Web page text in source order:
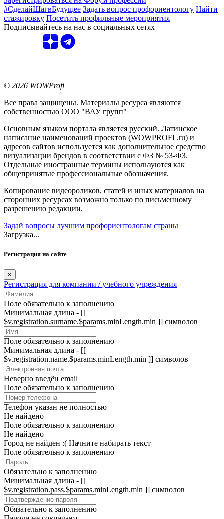
#СделайШагвБудущее Задать вопрос профориентологу Найти
стажировку Посетить профильные мероприятия
Подписывайтесь на нас в социальных сетях
© 2026 WOWProfi
Все права защищены. Материалы ресурса являются
собственностью ООО "ВАУ групп"
Основным языком портала является русский. Латинское
написание наименований проектов (WOWPROFI .ru) и
адресов сайтов используется как дополнительное средство
визуализации брендов в соответствии с ФЗ № 53-ФЗ.
Отдельные иностранные термины используются как
общепринятые профессиональные обозначения.
Копирование видеороликов, статей и иных материалов на
сторонних ресурсах возможно только по письменному
разрешению редакции.
Задай вопросы лучшим профориентологам страны
Загрузка...
Регистрация на сайте
×
Регистрация для компании / учебного учреждения
Поле обязательно к заполнению
Минимальная длина - [[
$v.registration.surname.$params.minLength.min ]] символов
Поле обязательно к заполнению
Минимальная длина - [[
$v.registration.name.$params.minLength.min ]] символов
Неверно введён email
Поле обязательно к заполнению
Телефон указан не полностью
Не найдено
Поле обязательно к заполнению
Не найдено
Город не найден :( Начните набирать текст
Поле обязательно к заполнению
Обязательно к заполнению
Минимальная длина - [[
$v.registration.pass.$params.minLength.min ]] символов
Обязательно к заполнению